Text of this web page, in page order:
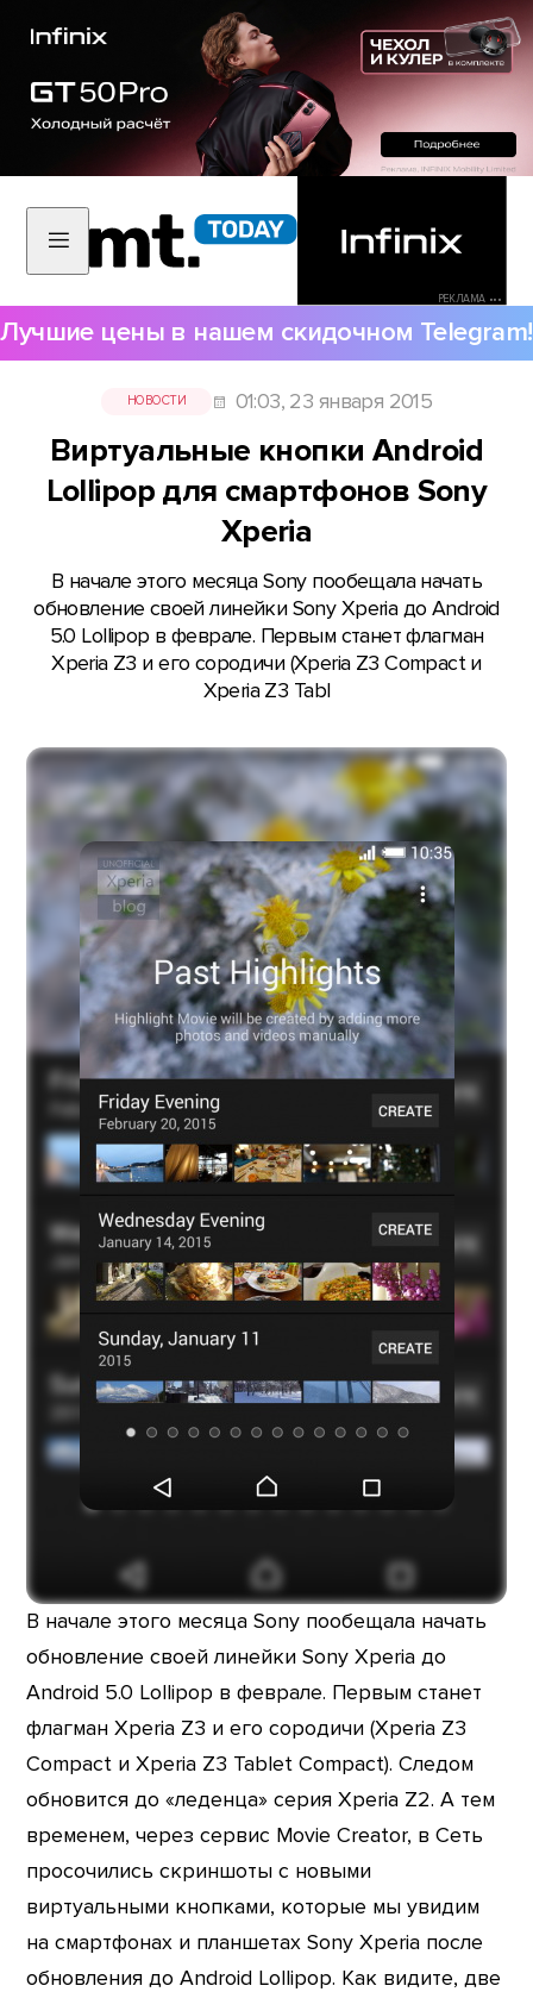
РЕКЛАМА •••
Лучшие цены в нашем скидочном Telegram!
НОВОСТИ 01:03, 23 января 2015
Виртуальные кнопки Android
Lollipop для смартфонов Sony
Xperia
В начале этого месяца Sony пообещала начать
обновление своей линейки Sony Xperia до Android
5.0 Lollipop в феврале. Первым станет флагман
Xperia Z3 и его сородичи (Xperia Z3 Compact и
Xperia Z3 Tabl
В начале этого месяца Sony пообещала начать
обновление своей линейки Sony Xperia до
Android 5.0 Lollipop в феврале. Первым станет
флагман Xperia Z3 и его сородичи (Xperia Z3
Compact и Xperia Z3 Tablet Compact). Следом
обновится до «леденца» серия Xperia Z2. А тем
временем, через сервис Movie Creator, в Сеть
просочились скриншоты с новыми
виртуальными кнопками, которые мы увидим
на смартфонах и планшетах Sony Xperia после
обновления до Android Lollipop. Как видите, две